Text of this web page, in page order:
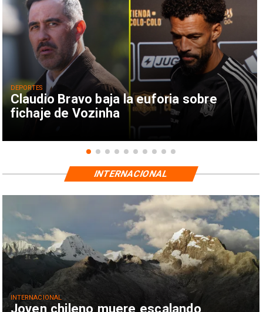
Claudio Bravo baja la euforia sobre
fichaje de Vozinha
DEPORTES
Joven chileno muere escalando
INTERNACIONAL
INTERNACIONAL